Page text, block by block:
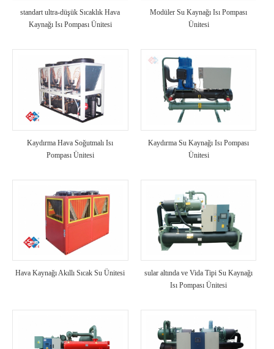
standart ultra-düşük Sıcaklık Hava
Kaynağı Isı Pompası Ünitesi
Modüler Su Kaynağı Isı Pompası
Ünitesi
Kaydırma Hava Soğutmalı Isı
Pompası Ünitesi
Kaydırma Su Kaynağı Isı Pompası
Ünitesi
Hava Kaynağı Akıllı Sıcak Su Ünitesi
sular altında ve Vida Tipi Su Kaynağı
Isı Pompası Ünitesi